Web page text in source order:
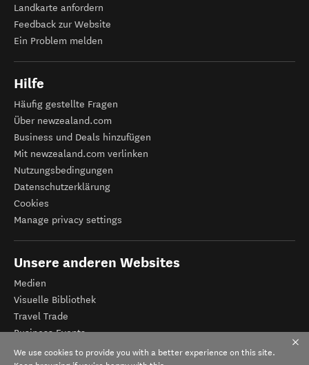
Landkarte anfordern
Feedback zur Website
Ein Problem melden
Hilfe
Häufig gestellte Fragen
Über newzealand.com
Business und Deals hinzufügen
Mit newzealand.com verlinken
Nutzungsbedingungen
Datenschutzerklärung
Cookies
Manage privacy settings
Unsere anderen Websites
Medien
Visuelle Bibliothek
Travel Trade
Business Events
Tourismus Neuseeland
We use cookies to provide you with a better experience on this site.